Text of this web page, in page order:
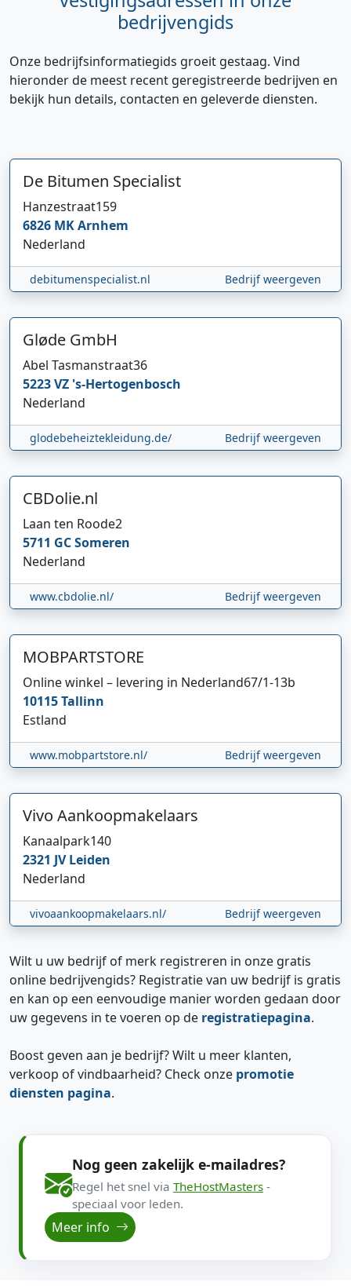
bedrijvengids
Onze bedrijfsinformatiegids groeit gestaag. Vind
hieronder de meest recent geregistreerde bedrijven en
bekijk hun details, contacten en geleverde diensten.
De Bitumen Specialist
Hanzestraat159
6826 MKArnhem
Nederland
debitumenspecialist.nl Bedrijf weergeven
Gløde GmbH
Abel Tasmanstraat36
5223 VZ 's-Hertogenbosch
Nederland
glodebeheiztekleidung.de/ Bedrijf weergeven
CBDolie.nl
Laan ten Roode2
5711 GCSomeren
Nederland
www.cbdolie.nl/ Bedrijf weergeven
MOBPARTSTORE
Online winkel – levering in Nederland67/1-13b
10115Tallinn
Estland
www.mobpartstore.nl/ Bedrijf weergeven
Vivo Aankoopmakelaars
Kanaalpark140
2321 JVLeiden
Nederland
vivoaankoopmakelaars.nl/ Bedrijf weergeven
Wilt u uw bedrijf of merk registreren in onze gratis
online bedrijvengids? Registratie van uw bedrijf is gratis
en kan op een eenvoudige manier worden gedaan door
uw gegevens in te voeren op de registratiepagina.
Boost geven aan je bedrijf? Wilt u meer klanten,
verkoop of vindbaarheid? Check onze promotie
diensten pagina.
Nog geen zakelijk e-mailadres?
Regel het snel via TheHostMasters -
speciaal voor leden.
Meer info